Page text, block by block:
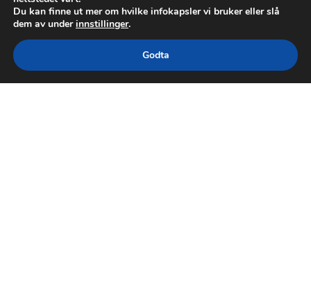
Du kan finne ut mer om hvilke infokapsler vi bruker eller slå
dem av underinnstillinger.
Godta